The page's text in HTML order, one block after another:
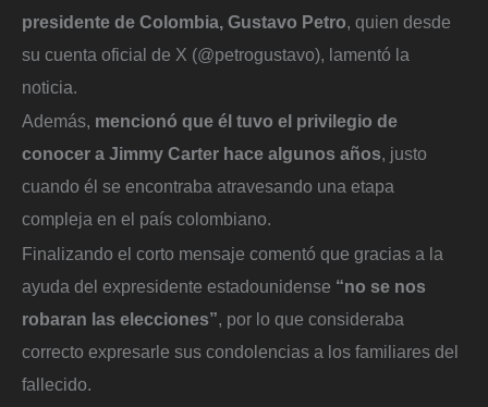
presidente de Colombia, Gustavo Petro, quien desde
su cuenta oficial de X (@petrogustavo), lamentó la
noticia.
Además, mencionó que él tuvo el privilegio de
conocer a Jimmy Carter hace algunos años, justo
cuando él se encontraba atravesando una etapa
compleja en el país colombiano.
Finalizando el corto mensaje comentó que gracias a la
ayuda del expresidente estadounidense “no se nos
robaran las elecciones”, por lo que consideraba
correcto expresarle sus condolencias a los familiares del
fallecido.